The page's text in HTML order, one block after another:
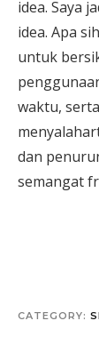
idea. Saya
idea. Apa
untuk
waktu,
dan
semangat
CATEGORY: